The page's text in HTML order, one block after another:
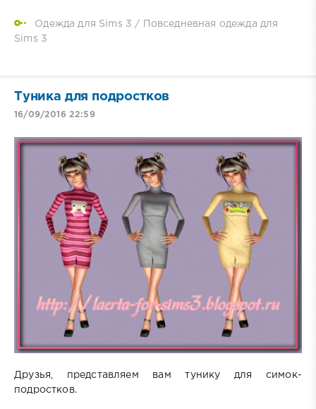
Одежда для Sims 3 /
Повседневная одежда для
Sims 3
Туника для подростков
16/09/2016 22:59
Друзья, представляем вам тунику для симок-
подростков.